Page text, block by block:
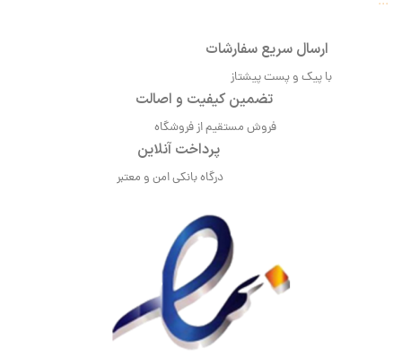
ارسال سریع سفارشات
با پیک و پست پیشتاز
تضمین کیفیت و اصالت
فروش مستقیم از فروشگاه
پرداخت آنلاین
درگاه بانکی امن و معتبر